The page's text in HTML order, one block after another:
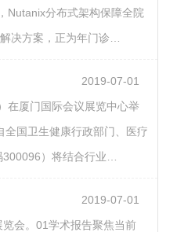
Nutanix分布式架构保障全院
决方案，正为年门诊…
2019-07-01
在厦门国际会议展览中心举
国卫生健康行政部门、医疗
）将结合行业…
2019-07-01
会。01学术报告聚焦当前